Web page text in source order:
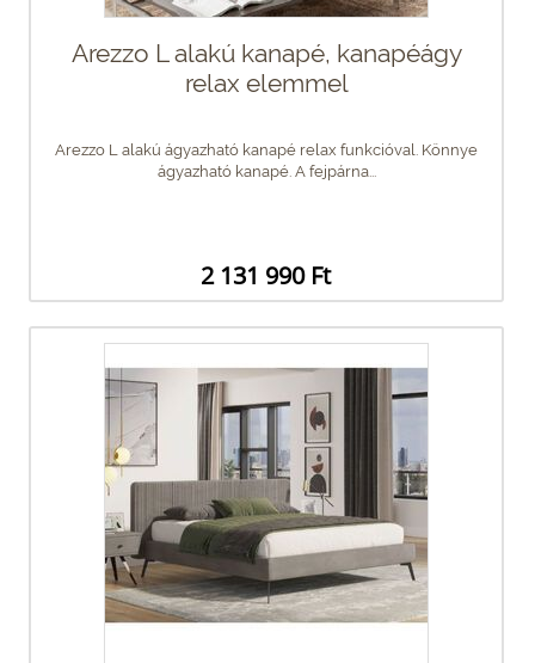
Arezzo L alakú kanapé, kanapéágy
relax elemmel
Arezzo L alakú ágyazható kanapé relax funkcióval. Könnye
ágyazható kanapé. A fejpárna...
2 131 990 Ft